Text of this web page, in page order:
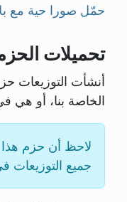
حمّل صورا حية مع
تحميلات
أنشأت التوزيعات
الخاصة بنا، أو هي
لاحظ أن حزم هذا
جميع التوزيعات